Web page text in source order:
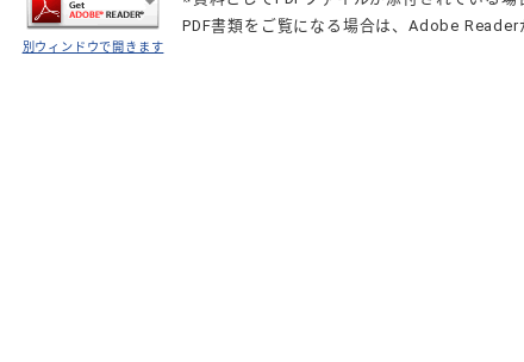
別ウィンドウで開きます
PDF書類をご覧になる場合は、Adobe Reader